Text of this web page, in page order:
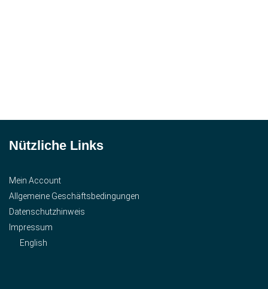
Nützliche Links
Mein Account
Allgemeine Geschäftsbedingungen
Datenschutzhinweis
Impressum
English